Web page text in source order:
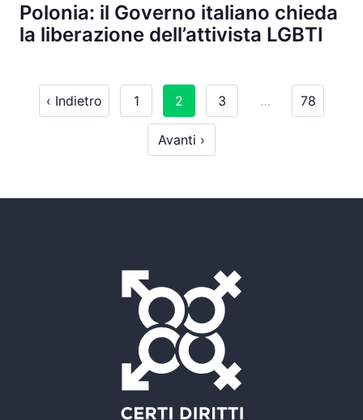
Polonia: il Governo italiano chieda
la liberazione dell’attivista LGBTI
‹ Indietro 1 2 3 … 78
Avanti ›